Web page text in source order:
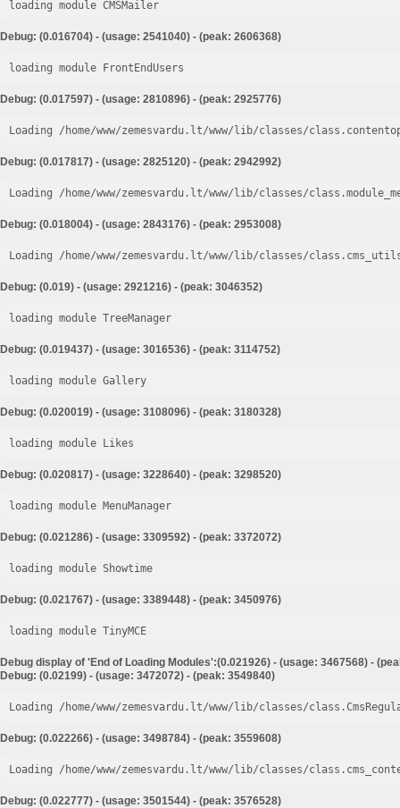
loading module CMSMailer
Debug: (0.016704) - (usage: 2541040) - (peak: 2606368)
loading module FrontEndUsers
Debug: (0.017597) - (usage: 2810896) - (peak: 2925776)
Loading /home/www/zemesvardu.lt/www/lib/classes/
Debug: (0.017817) - (usage: 2825120) - (peak: 2942992)
Loading /home/www/zemesvardu.lt/www/lib/classes/
Debug: (0.018004) - (usage: 2843176) - (peak: 2953008)
Loading /home/www/zemesvardu.lt/www/lib/classes/
Debug: (0.019) - (usage: 2921216) - (peak: 3046352)
loading module TreeManager
Debug: (0.019437) - (usage: 3016536) - (peak: 3114752)
loading module Gallery
Debug: (0.020019) - (usage: 3108096) - (peak: 3180328)
loading module Likes
Debug: (0.020817) - (usage: 3228640) - (peak: 3298520)
loading module MenuManager
Debug: (0.021286) - (usage: 3309592) - (peak: 3372072)
loading module Showtime
Debug: (0.021767) - (usage: 3389448) - (peak: 3450976)
loading module TinyMCE
Debug display of 'End of Loading Modules':(0.021926) - (usage: 3467568) -
Debug: (0.02199) - (usage: 3472072) - (peak: 3549840)
Loading /home/www/zemesvardu.lt/www/lib/classes/
Debug: (0.022266) - (usage: 3498784) - (peak: 3559608)
Loading /home/www/zemesvardu.lt/www/lib/classes/
Debug: (0.022777) - (usage: 3501544) - (peak: 3576528)